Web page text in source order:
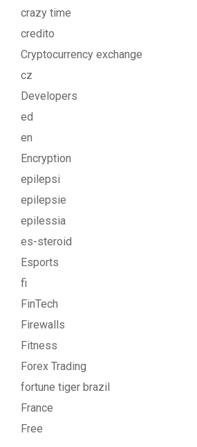
crazy time
credito
Cryptocurrency exchange
cz
Developers
ed
en
Encryption
epilepsi
epilepsie
epilessia
es-steroid
Esports
fi
FinTech
Firewalls
Fitness
Forex Trading
fortune tiger brazil
France
Free